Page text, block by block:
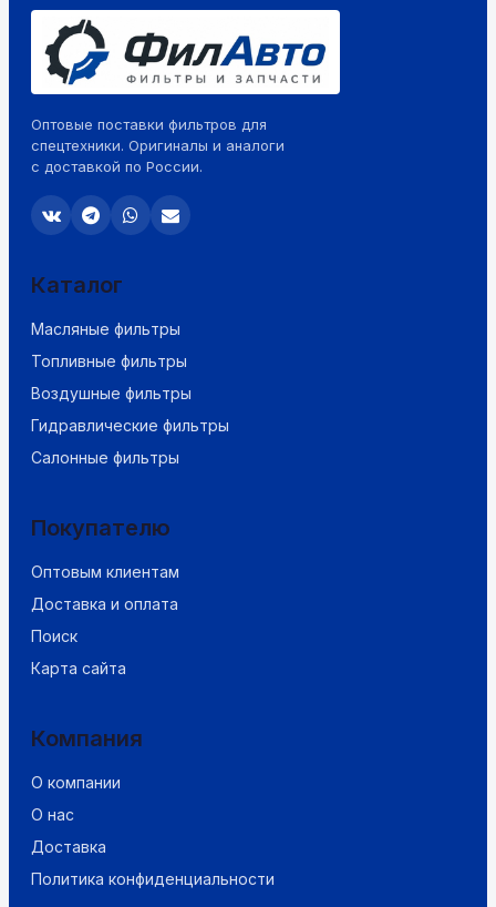
Оптовые поставки фильтров для
спецтехники. Оригиналы и аналоги
с доставкой по России.
Каталог
Масляные фильтры
Топливные фильтры
Воздушные фильтры
Гидравлические фильтры
Салонные фильтры
Покупателю
Оптовым клиентам
Доставка и оплата
Поиск
Карта сайта
Компания
О компании
О нас
Доставка
Политика конфиденциальности